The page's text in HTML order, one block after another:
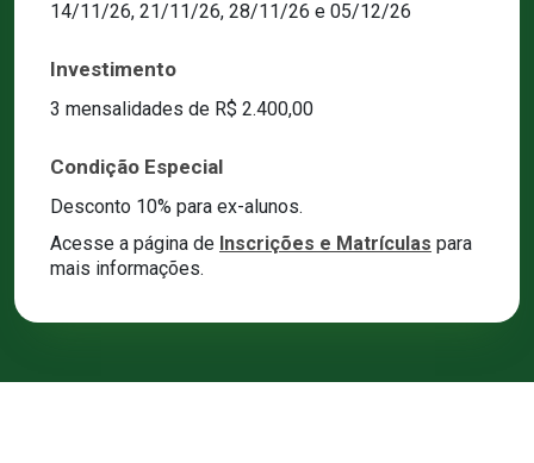
14/11/26, 21/11/26, 28/11/26 e 05/12/26
Investimento
3 mensalidades de R$ 2.400,00
Condição Especial
Desconto 10% para ex-alunos.
Acesse a página de Inscrições e Matrículas para
mais informações.